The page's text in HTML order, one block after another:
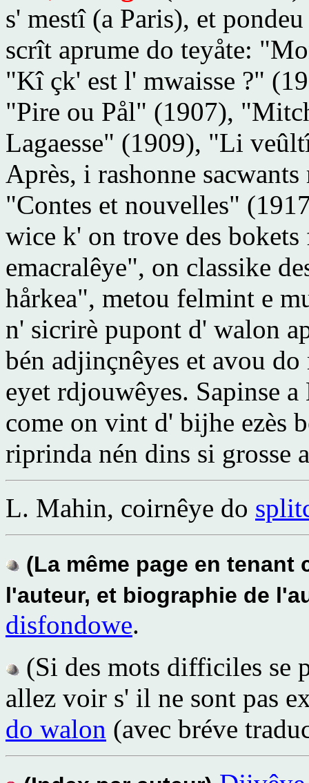
s' mestî (a Paris), et
scrît aprume do teyåte:
"Kî çk' est l' mwaisse ?"
"Pire ou Pål" (1907),
Lagaesse" (1909), "Li
Après, i rashonne
"Contes et nouvelles"
wice k' on trove des
emacralêye", on classike
hårkea", metou felmint e
n' sicrirè pupont d' walon
bén adjinçnêyes et avou
eyet rdjouwêyes. Sapinse
come on vint d' bijhe ezès
riprinda nén dins si grosse
L. Mahin, coirnêye do
(La même page en tenant
l'auteur, et biographie de
disfondowe.
(Si des mots difficiles se
allez voir s' il ne sont pas
do walon (avec bréve